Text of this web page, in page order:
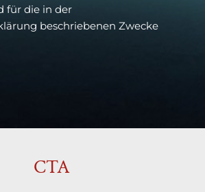
für die in der
beschriebenen Zwecke
CTA